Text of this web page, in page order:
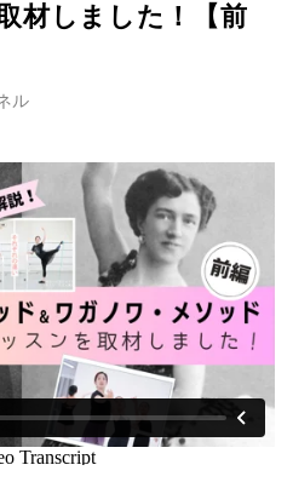
材しました！【前
ル